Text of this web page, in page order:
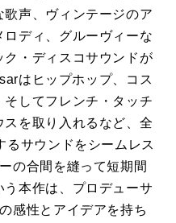
声、ヴィンテージのア
ディ、グルーヴィーな
ク・ディスコサウンドが
はヒップホップ、コス
そしてフレンチ・タッチ
を取り入れるなど、全
るサウンドをシームレス
の合間を縫って短期間
本作は、プロデューサ
感性とアイデアを持ち